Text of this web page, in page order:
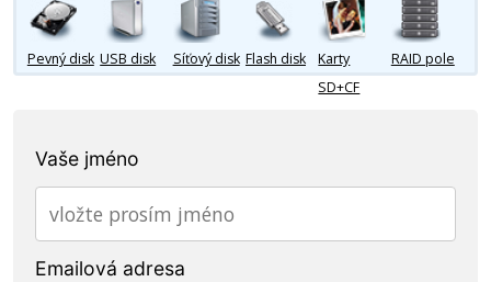
Pevný disk USB disk Síťový disk Flash disk
Karty
SD+CF
RAID pole
Vaše jméno
Emailová adresa